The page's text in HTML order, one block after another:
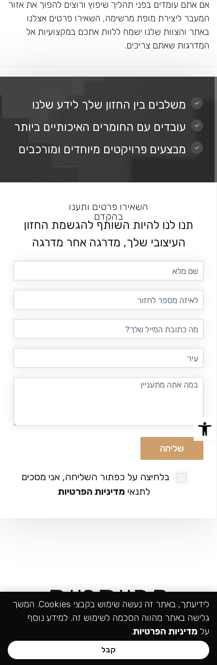
אם אתם עומדים בפני תהליך שיפוץ ורוצים להפוך את אזור
המעבר ליצירת מופת מרשימה, השאירו פרטים אצלנו
באתר והצוות שלנו ישמח ללוות אתכם במקצועיות אל
המדרגות שאתם צריכים.
משלבים בין החזון שלך לידע שלנו
עובדים עם החומרים האיכותיים ביותר
מבצעים פרויקטים מיוחדים ומורכבים
השאירו פרטים ותענו
בהקדם
תנו לנו להיות השותף להגשמת החזון
העיצובי שלך, מדרגה אחר מדרגה
שם
מלא
טלפון
דוא"ל
עיר
במה
בלחיצה על כפתור השליחה, אני מסכים
לתנאי מדיניות הפרטיות
פרויקטים
072-3714044
לידיעתך, באתר זה נעשה שימוש בקבצי Cookies. המשך
גלישה באתר מהווה הסכמה לשימוש זה. למידע נוסף
על מדיניות הפרטיות.
קבל